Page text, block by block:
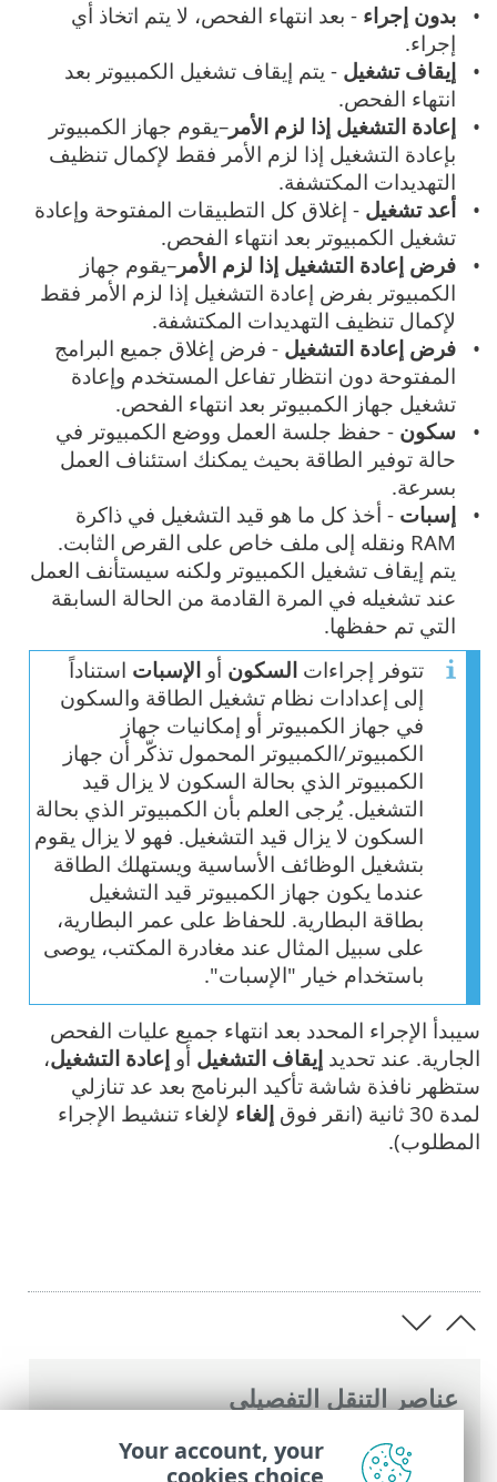
عناصر التنقل التفصيلي
تعليمات ESET عبر الإنترنت >
ESET Safe
Server
>التعامل مع ESET Safe Server
بدون إجراء - بعد انتهاء الفحص، لا يتم اتخاذ أي
إجراء.
إيقاف تشغيل - يتم إيقاف تشغيل الكمبيوتر بعد
انتهاء الفحص.
إعادة التشغيل إذا لزم الأمر–يقوم جهاز الكمبيوتر
بإعادة التشغيل إذا لزم الأمر فقط لإكمال تنظيف
التهديدات المكتشفة.
أعد تشغيل - إغلاق كل التطبيقات المفتوحة وإعادة
تشغيل الكمبيوتر بعد انتهاء الفحص.
فرض إعادة التشغيل إذا لزم الأمر–يقوم جهاز
الكمبيوتر بفرض إعادة التشغيل إذا لزم الأمر فقط
لإكمال تنظيف التهديدات المكتشفة.
فرض إعادة التشغيل - فرض إغلاق جميع البرامج
المفتوحة دون انتظار تفاعل المستخدم وإعادة
تشغيل جهاز الكمبيوتر بعد انتهاء الفحص.
سكون - حفظ جلسة العمل ووضع الكمبيوتر في
حالة توفير الطاقة بحيث يمكنك استئناف العمل
بسرعة.
إسبات - أخذ كل ما هو قيد التشغيل في ذاكرة
RAM ونقله إلى ملف خاص على القرص الثابت.
يتم إيقاف تشغيل الكمبيوتر ولكنه سيستأنف العمل
عند تشغيله في المرة القادمة من الحالة السابقة
التي تم حفظها.
تتوفر إجراءات السكون أو الإسبات استناداً
إلى إعدادات نظام تشغيل الطاقة والسكون
في جهاز الكمبيوتر أو إمكانيات جهاز
الكمبيوتر/الكمبيوتر المحمول تذكّر أن جهاز
الكمبيوتر الذي بحالة السكون لا يزال قيد
التشغيل. يُرجى العلم بأن الكمبيوتر الذي بحالة
السكون لا يزال قيد التشغيل. فهو لا يزال يقوم
بتشغيل الوظائف الأساسية ويستهلك الطاقة
عندما يكون جهاز الكمبيوتر قيد التشغيل
بطاقة البطارية. للحفاظ على عمر البطارية،
على سبيل المثال عند مغادرة المكتب، يوصى
باستخدام خيار "الإسبات".
سيبدأ الإجراء المحدد بعد انتهاء جميع عليات الفحص
الجارية. عند تحديد إيقاف التشغيل أو إعادة التشغيل،
ستظهر نافذة شاشة تأكيد البرنامج بعد عد تنازلي
لمدة 30 ثانية (انقر فوق
إلغاء لإلغاء تنشيط الإجراء
المطلوب).
Your account, your
cookies choice